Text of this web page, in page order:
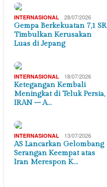
INTERNASIONAL 28/07/2026
Gempa Berkekuatan 7,1 SR
Timbulkan Kerusakan
Luas di Jepang
INTERNASIONAL 18/07/2026
Ketegangan Kembali
Meningkat di Teluk Persia,
IRAN – A…
INTERNASIONAL 13/07/2026
AS Lancarkan Gelombang
Serangan Keempat atas
Iran Merespon K…